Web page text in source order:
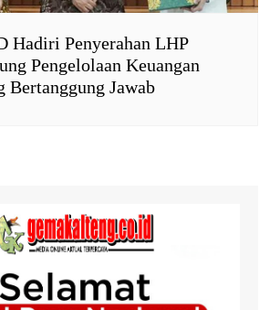
Hadiri Penyerahan LHP
Pengelolaan Keuangan
Bertanggung Jawab